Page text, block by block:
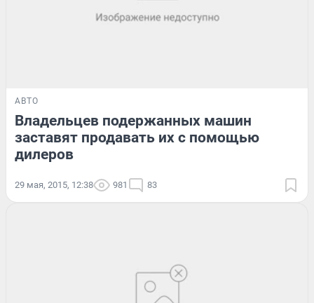
АВТО
Владельцев подержанных машин
заставят продавать их с помощью
дилеров
29 мая, 2015, 12:38 981 83